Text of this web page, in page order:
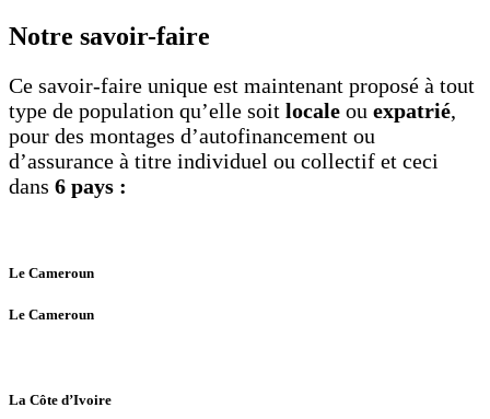
Notre savoir-faire
Ce savoir-faire unique est maintenant proposé à tout
type de population qu’elle soit locale ou expatrié,
pour des montages d’autofinancement ou
d’assurance à titre individuel ou collectif et ceci
dans 6 pays :
Le Cameroun
Le Cameroun
La Côte d’Ivoire